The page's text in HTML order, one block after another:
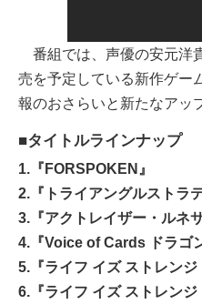
番組では、声優の安元洋
売を予定している新作ゲー
報のおさらいと新たなアッ
■タイトルラインナップ
1.『FORSPOKEN』
2.『トライアングルストラテ
3.『アクトレイザー・ルネサ
4.『Voice of Cards ドラゴ
5.『ライフ イズ ストレンジ
6.『ライフ イズ ストレンジ